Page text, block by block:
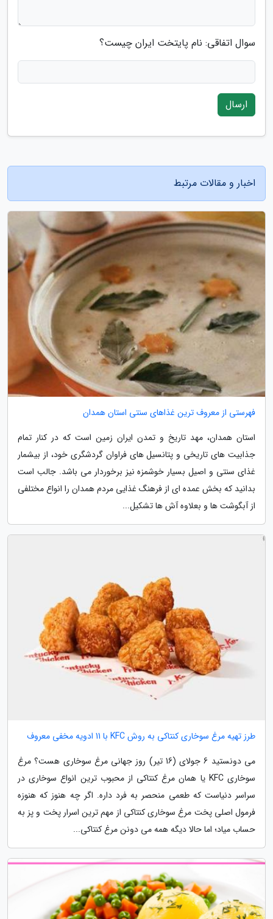
سوال اتفاقی: نام پایتخت ایران چیست؟
ارسال
اخبار و مقالات مرتبط
فهرستی از معروف ترین غذاهای سنتی استان همدان
استان همدان، مهد تاریخ و تمدن ایران زمین است که در کنار تمام
جذابیت های تاریخی و پتانسیل های فراوان گردشگری خود، از بیشمار
غذای سنتی و اصیل بسیار خوشمزه نیز برخوردار می باشد. جالب است
بدانید که بخش عمده ای از فرهنگ غذایی مردم همدان را انواع مختلفی
از آبگوشت ها و بعلاوه آش ها تشکیل...
طرز تهیه مرغ سوخاری کنتاکی به روش KFC با 11 ادویه مخفی معروف
می دونستید 6 جولای (16 تیر) روز جهانی مرغ سوخاری هست؟ مرغ
سوخاری KFC یا همان مرغ کنتاکی از محبوب ترین انواع سوخاری در
سراسر دنیاست که طعمی منحصر به فرد داره. اگر چه هنوز که هنوزه
فرمول اصلی پخت مرغ سوخاری کنتاکی از مهم ترین اسرار پخت و پز به
حساب میاد؛ اما حالا دیگه همه می دونن مرغ کنتاکی...